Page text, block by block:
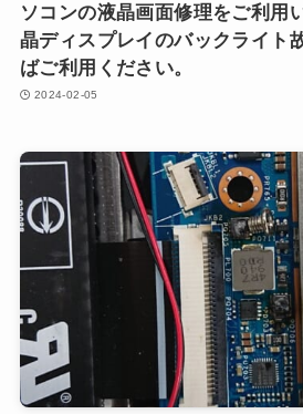
ソコンの液晶画面修理をご利用
晶ディスプレイのバックライト
ばご利用ください。
2024-02-05